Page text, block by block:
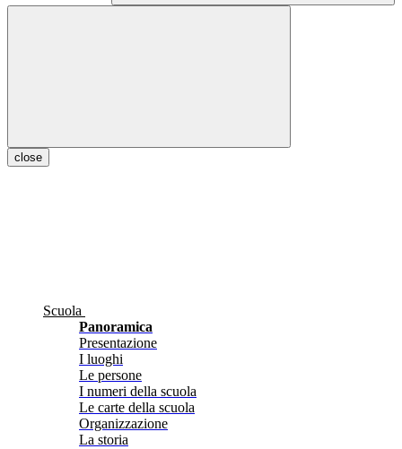
close
Scuola
Panoramica
Presentazione
I luoghi
Le persone
I numeri della scuola
Le carte della scuola
Organizzazione
La storia